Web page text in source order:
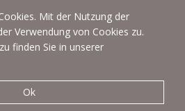
Mit der Nutzung der
Verwendung von Cookies zu.
finden Sie in unserer
Ok
& Sabine Weiss - Alle Rechte